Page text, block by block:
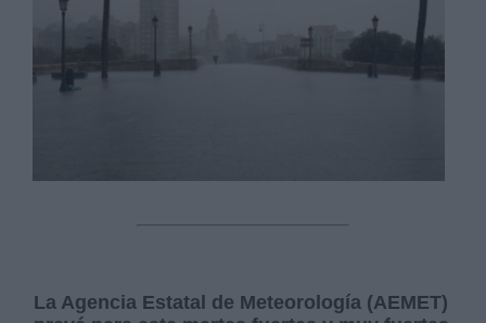
La Agencia Estatal de Meteorología (AEMET)